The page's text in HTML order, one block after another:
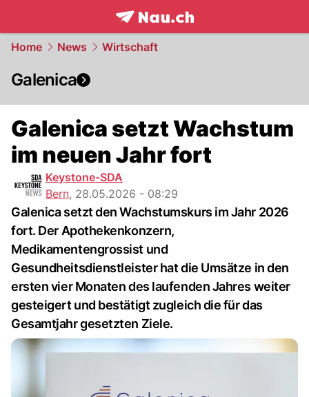
frontpage.NAU.ch
Home News Wirtschaft
Galenica
Galenica setzt Wachstum
im neuen Jahr fort
Keystone-SDA
Bern, 28.05.2026 - 08:29
Galenica setzt den Wachstumskurs im Jahr 2026
fort. Der Apothekenkonzern,
Medikamentengrossist und
Gesundheitsdienstleister hat die Umsätze in den
ersten vier Monaten des laufenden Jahres weiter
gesteigert und bestätigt zugleich die für das
Gesamtjahr gesetzten Ziele.